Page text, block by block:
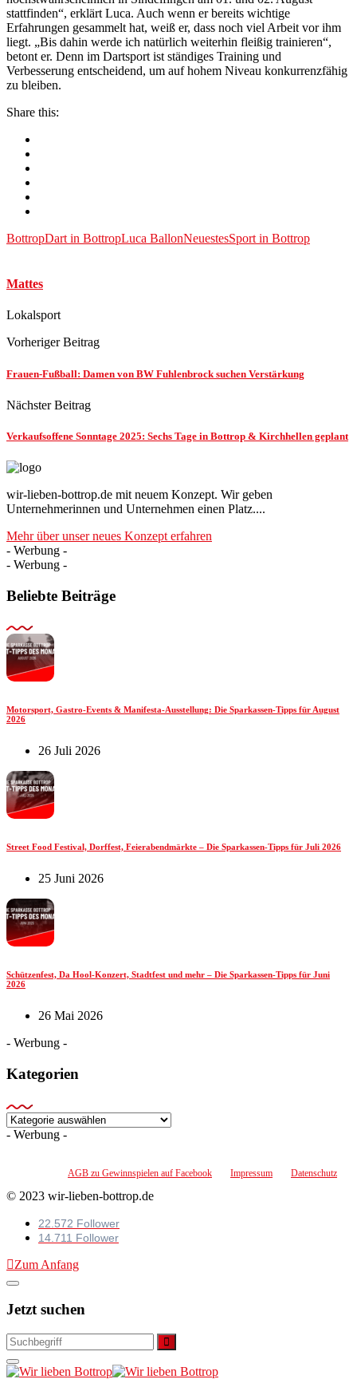
stattfinden“, erklärt Luca. Auch wenn er bereits wichtige
Erfahrungen gesammelt hat, weiß er, dass noch viel Arbeit vor ihm
liegt. „Bis dahin werde ich natürlich weiterhin fleißig trainieren“,
betont er. Denn im Dartsport ist ständiges Training und
Verbesserung entscheidend, um auf hohem Niveau konkurrenzfähig
zu bleiben.
Share this:
BottropDart in BottropLuca BallonNeuestesSport in Bottrop
Mattes
Lokalsport
Vorheriger Beitrag
Frauen-Fußball: Damen von BW Fuhlenbrock suchen Verstärkung
Nächster Beitrag
Verkaufsoffene Sonntage 2025: Sechs Tage in Bottrop & Kirchhellen geplant
wir-lieben-bottrop.de mit neuem Konzept. Wir geben
Unternehmerinnen und Unternehmen einen Platz....
Mehr über unser neues Konzept erfahren
- Werbung -
- Werbung -
Beliebte Beiträge
Motorsport, Gastro-Events & Manifesta-Ausstellung: Die Sparkassen-Tipps für August
2026
26 Juli 2026
Street Food Festival, Dorffest, Feierabendmärkte – Die Sparkassen-Tipps für Juli 2026
25 Juni 2026
Schützenfest, Da Hool-Konzert, Stadtfest und mehr – Die Sparkassen-Tipps für Juni
2026
26 Mai 2026
- Werbung -
Kategorien
Kategorien
- Werbung -
AGB zu Gewinnspielen auf Facebook Impressum Datenschutz
© 2023 wir-lieben-bottrop.de
22.572 Follower
14.711 Follower
Zum Anfang
Jetzt suchen